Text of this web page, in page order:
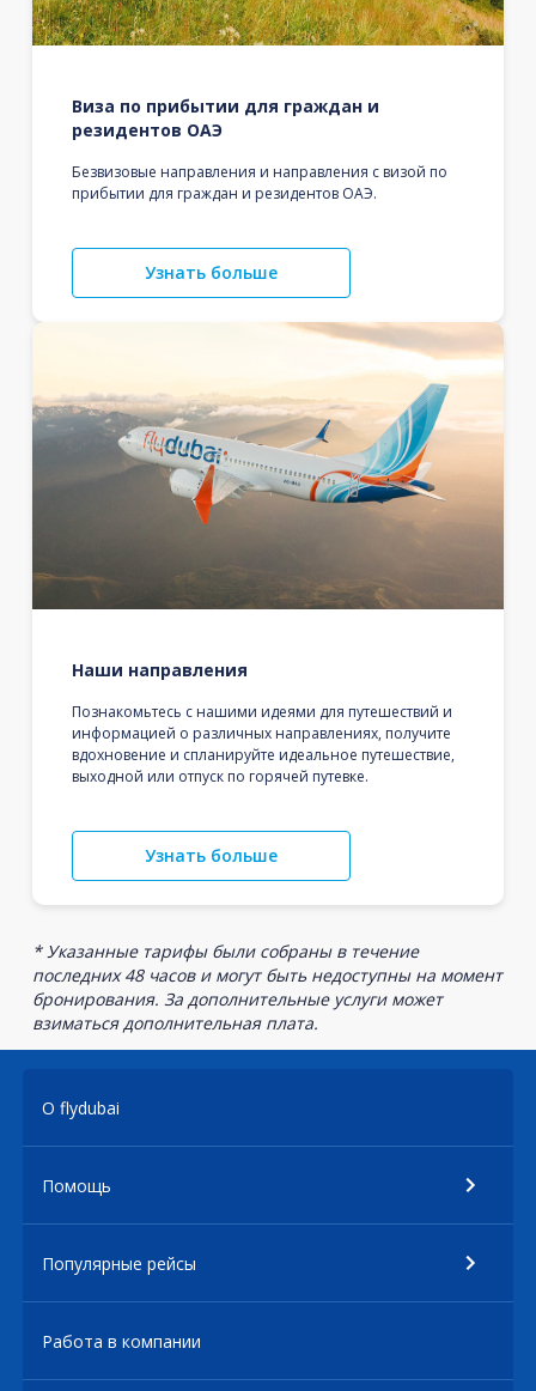
Виза по прибытии для граждан и
резидентов ОАЭ
Безвизовые направления и направления с визой по
прибытии для граждан и резидентов ОАЭ.
Узнать больше
Наши направления
Познакомьтесь с нашими идеями для путешествий и
информацией о различных направлениях, получите
вдохновение и спланируйте идеальное путешествие,
выходной или отпуск по горячей путевке.
Узнать больше
* Указанные тарифы были собраны в течение
последних 48 часов и могут быть недоступны на момент
бронирования. За дополнительные услуги может
взиматься дополнительная плата.
О flydubai
Помощь
Популярные рейсы
Работа в компании